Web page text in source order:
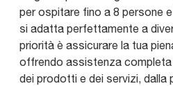
per ospitare fino a 8 persone
si adatta perfettamente a
priorità è assicurare la tua
offrendo assistenza completa
dei prodotti e dei servizi, dalla